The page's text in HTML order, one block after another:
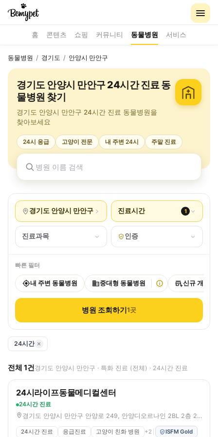
홈 콘텐츠 쇼핑 커뮤니티 동물병원 서비스
동물병원 / 경기도 / 안양시 만안구
경기도 안양시 만안구 24시간 진료 동
물병원 찾기
경기도 안양시 만안구 24시간 진료 동물병원을
찾아보세요
24시 응급 고양이 전문 내 주변 24시 주말 진료
경기도 안양시 만안구 진료시간 1
진료과목 인증
빠른 필터
내 주변 동물병원 중대형 동물병원 신규 개원
병원 조회하기1곳
24시간
전체 1건경기도 안양시 만안구 · 특화 진료 (전체) · 24시간 진료
24시라이프동물메디컬센터
24시간 진료
경기도 안양시 만안구 안양로 249, 안양디오르나인 2BL 2층 203~205호 (안양동)
24시간 진료 응급진료 고양이 친화 병원 +2 ISFM Gold